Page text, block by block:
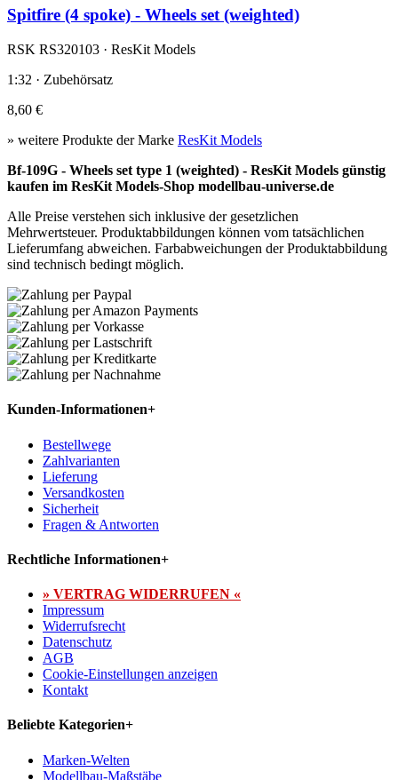
Spitfire (4 spoke) - Wheels set (weighted)
RSK RS320103 · ResKit Models
1:32 · Zubehörsatz
8,60 €
» weitere Produkte der Marke ResKit Models
Bf-109G - Wheels set type 1 (weighted) - ResKit Models günstig
kaufen im ResKit Models-Shop modellbau-universe.de
Alle Preise verstehen sich inklusive der gesetzlichen
Mehrwertsteuer. Produktabbildungen können vom tatsächlichen
Lieferumfang abweichen. Farbabweichungen der Produktabbildung
sind technisch bedingt möglich.
Kunden-Informationen+
Bestellwege
Zahlvarianten
Lieferung
Versandkosten
Sicherheit
Fragen & Antworten
Rechtliche Informationen+
» VERTRAG WIDERRUFEN «
Impressum
Widerrufsrecht
Datenschutz
AGB
Cookie-Einstellungen anzeigen
Kontakt
Beliebte Kategorien+
Marken-Welten
Modellbau-Maßstäbe